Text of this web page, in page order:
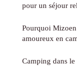
pour un séjour
Pourquoi
amoureux en
Camping dans le